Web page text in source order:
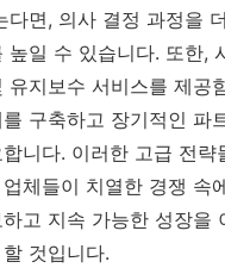
다면, 의사 결정 과정을
높일 수 있습니다. 또한,
유지보수 서비스를 제공
구축하고 장기적인 파
니다. 이러한 고급 전략
체들이 치열한 경쟁 속
고 지속 가능한 성장을
것입니다.